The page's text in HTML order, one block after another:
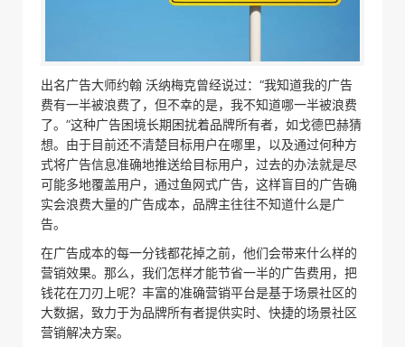
出名广告大师约翰 沃纳梅克曾经说过：“我知道我的广告
费有一半被浪费了，但不幸的是，我不知道哪一半被浪费
了。”这种广告困境长期困扰着品牌所有者，如戈德巴赫猜
想。由于目前还不清楚目标用户在哪里，以及通过何种方
式将广告信息准确地推送给目标用户，过去的办法就是尽
可能多地覆盖用户，通过鱼网式广告，这样盲目的广告确
实会浪费大量的广告成本，品牌主往往不知道什么是广
告。
在广告成本的每一分钱都花掉之前，他们会带来什么样的
营销效果。那么，我们怎样才能节省一半的广告费用，把
钱花在刀刃上呢？丰富的准确营销平台是基于场景社区的
大数据，致力于为品牌所有者提供实时、快捷的场景社区
营销解决方案。